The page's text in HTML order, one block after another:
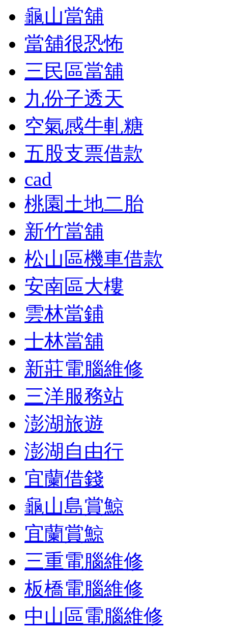
龜山當舖
當舖很恐怖
三民區當舖
九份子透天
空氣感牛軋糖
五股支票借款
cad
桃園土地二胎
新竹當舖
松山區機車借款
安南區大樓
雲林當鋪
士林當舖
新莊電腦維修
三洋服務站
澎湖旅遊
澎湖自由行
宜蘭借錢
龜山島賞鯨
宜蘭賞鯨
三重電腦維修
板橋電腦維修
中山區電腦維修